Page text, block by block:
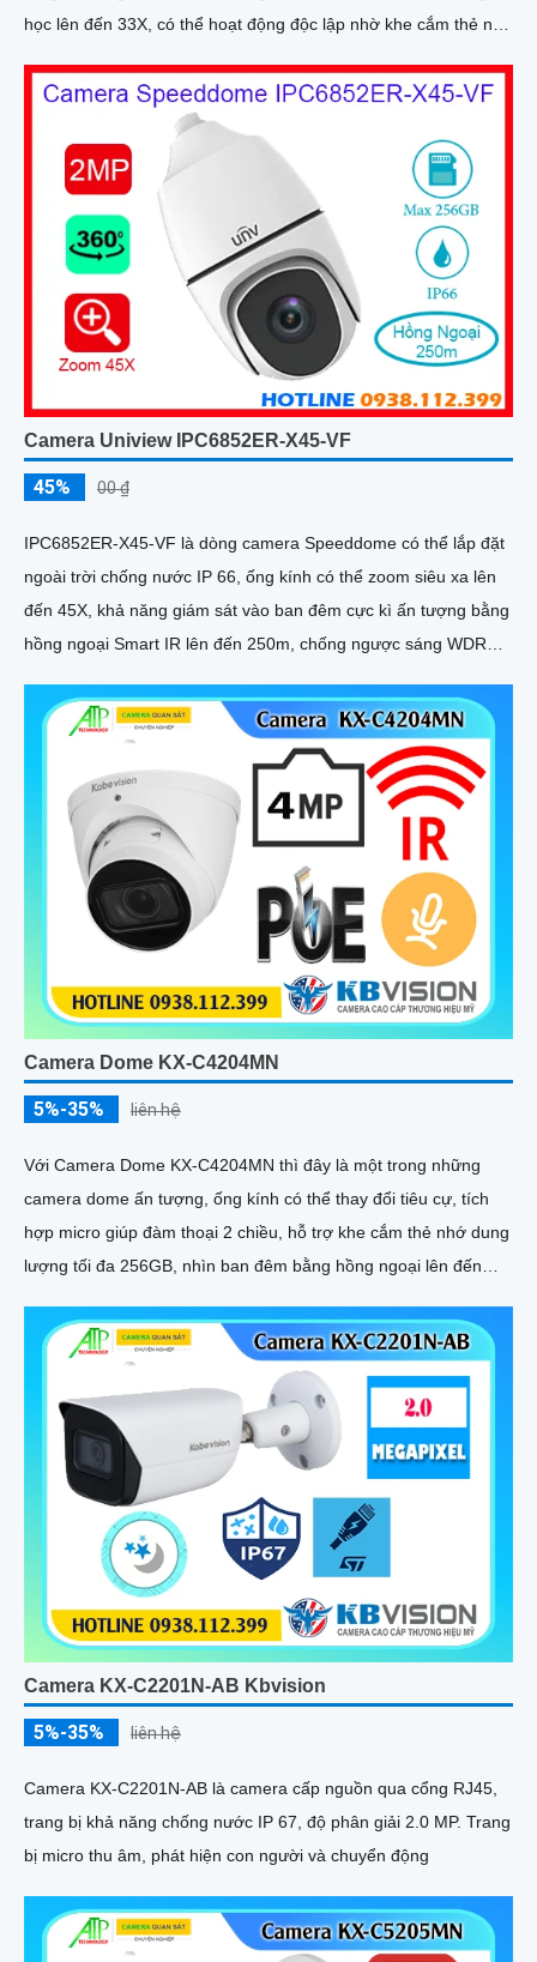
học lên đến 33X, có thể hoạt động độc lập nhờ khe cắm thẻ nhớ
Camera Uniview IPC6852ER-X45-VF
45% 00 ₫
IPC6852ER-X45-VF là dòng camera Speeddome có thể lắp đặt
ngoài trời chống nước IP 66, ống kính có thể zoom siêu xa lên
đến 45X, khả năng giám sát vào ban đêm cực kì ấn tượng bằng
hồng ngoại Smart IR lên đến 250m, chống ngược sáng WDR
Camera Dome KX-C4204MN
5%-35% liên hệ
Với Camera Dome KX-C4204MN thì đây là một trong những
camera dome ấn tượng, ống kính có thể thay đổi tiêu cự, tích
hợp micro giúp đàm thoại 2 chiều, hỗ trợ khe cắm thẻ nhớ dung
lượng tối đa 256GB, nhìn ban đêm bằng hồng ngoại lên đến
Camera KX-C2201N-AB Kbvision
5%-35% liên hệ
Camera KX-C2201N-AB là camera cấp nguồn qua cổng RJ45,
trang bị khả năng chống nước IP 67, độ phân giải 2.0 MP. Trang
bị micro thu âm, phát hiện con người và chuyển động